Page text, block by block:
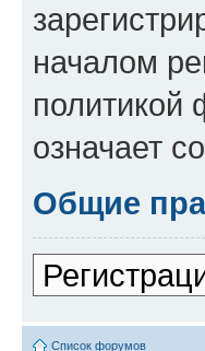
началом
политикой
означает
Общие
Список форумов